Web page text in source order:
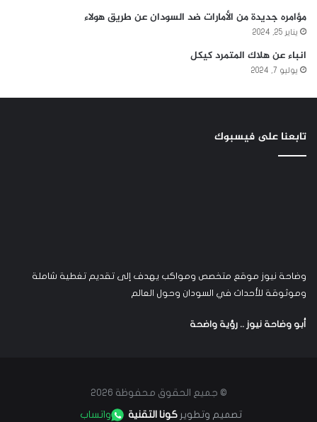
مؤامره جديدة من الأمارات ضد السودان عن طريق هولاء
يناير 25, 2024
انباء عن هلاك المتمرد كيكل
يوليو 7, 2024
تابعنا على فيسبوك
وضاحة نيوز موقع متخصص ومواكب يهدف إلى تقديم تغطية شاملة
وموثوقة للأحداث في السودان وحول العالم
أبو وضاحة نيوز .. رؤية واضحة
© جميع الحقوق محفوظة 2026
تصميم وتطويركونا التقنية واتساب